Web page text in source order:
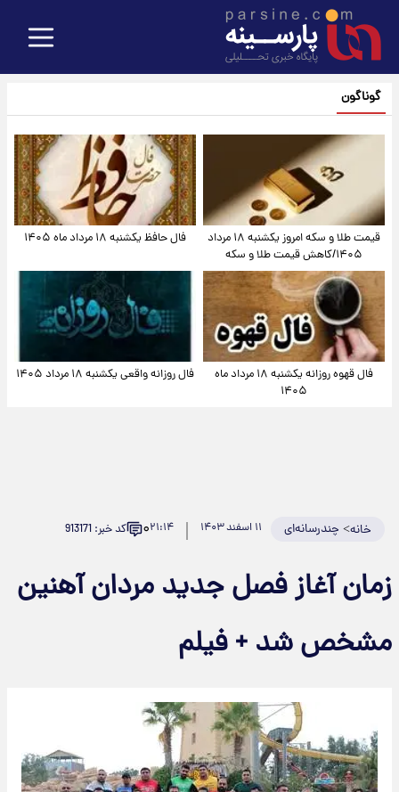
گوناگون
قیمت طلا و سکه امروز یکشنبه ۱۸ مرداد
۱۴۰۵/کاهش قیمت طلا و سکه
فال حافظ یکشنبه ۱۸ مرداد ماه ۱۴۰۵
فال قهوه روزانه یکشنبه ۱۸ مرداد ماه
۱۴۰۵
فال روزانه واقعی یکشنبه ۱۸ مرداد ۱۴۰۵
خانه> چندرسانه‌ای ۱۱ اسفند ۱۴۰۳ ۲۱:۱۴۰ کد خبر: 913171
زمان آغاز فصل جدید مردان آهنین
مشخص شد + فیلم